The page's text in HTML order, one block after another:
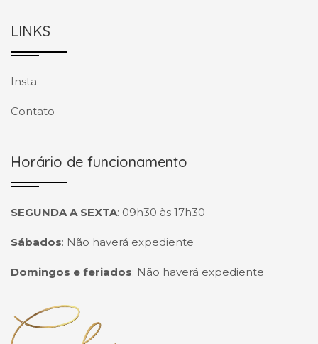
LINKS
Insta
Contato
Horário de funcionamento
SEGUNDA A SEXTA: 09h30 às 17h30
Sábados: Não haverá expediente
Domingos e feriados: Não haverá expediente
Página inicial